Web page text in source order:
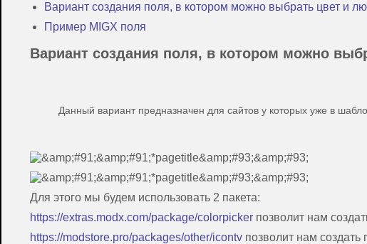
Вариант создания поля, в котором можно выбрать цвет и
Пример MIGX поля
Вариант создания поля, в котором можно
Данный вариант предназначен для сайтов у которых уже в
Для этого мы будем использовать 2 пакета:
https://extras.modx.com/package/colorpicker позволит нам
https://modstore.pro/packages/other/icontv позволит нам